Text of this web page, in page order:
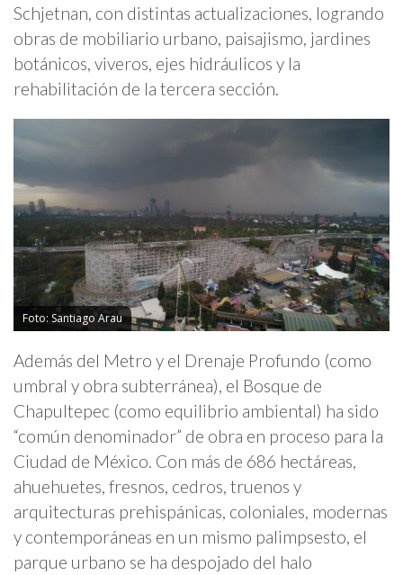
Schjetnan, con distintas actualizaciones, logrando
obras de mobiliario urbano, paisajismo, jardines
botánicos, viveros, ejes hidráulicos y la
rehabilitación de la tercera sección.
Foto: Santiago Arau
Además del Metro y el Drenaje Profundo (como
umbral y obra subterránea), el Bosque de
Chapultepec (como equilibrio ambiental) ha sido
“común denominador” de obra en proceso para la
Ciudad de México. Con más de 686 hectáreas,
ahuehuetes, fresnos, cedros, truenos y
arquitecturas prehispánicas, coloniales, modernas
y contemporáneas en un mismo palimpsesto, el
parque urbano se ha despojado del halo